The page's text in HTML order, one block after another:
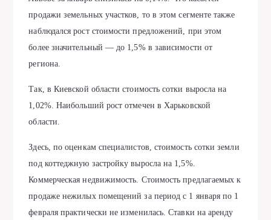
продажи земельных участков, то в этом сегменте также
наблюдался рост стоимости предложений, при этом
более значительный — до 1,5% в зависимости от
региона.
Так, в Киевской области стоимость сотки выросла на
1,02%. Наибольший рост отмечен в Харьковской
области.
Здесь, по оценкам специалистов, стоимость сотки земли
под коттеджную застройку выросла на 1,5%.
Коммерческая недвижимость. Стоимость предлагаемых к
продаже нежилых помещений за период с 1 января по 1
февраля практически не изменилась. Ставки на аренду